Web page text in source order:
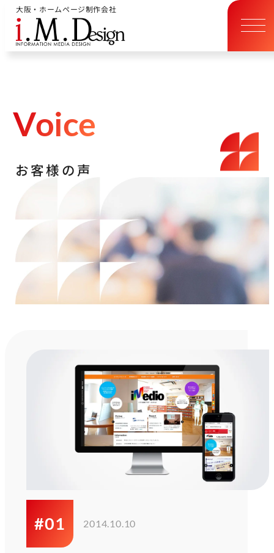
大阪・ホームページ制作会社
Voice
お客様の声
#01 2014.10.10